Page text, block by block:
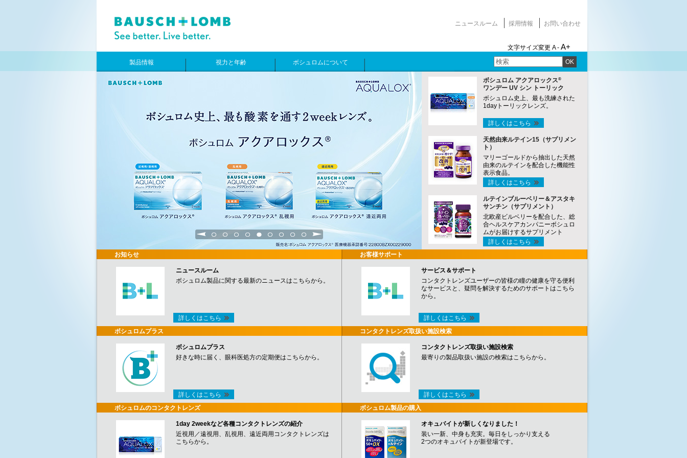
ニュースルーム 採用情報 お問い合わせ
文字サイズ変更 A - A+
OK
製品情報 視力と年齢 ボシュロムについて
1 2 3 4 5 6 7 8 9
ボシュロム アクアロックス®
ワンデー UV シン トーリック
ボシュロム史上、最も洗練された
1dayトーリックレンズ。
詳しくはこちら
天然由来ルテイン15（サプリメン
ト）
マリーゴールドから抽出した天然
由来のルテインを配合した機能性
表示食品。
詳しくはこちら
ルテインブルーベリー＆アスタキ
サンチン（サプリメント）
北欧産ビルベリーを配合した、総
合ヘルスケアカンパニーボシュロ
ムがお届けするサプリメント
詳しくはこちら
お知らせ
ニュースルーム
ボシュロム製品に関する最新のニュースはこちらから。
詳しくはこちら
ボシュロムプラス
ボシュロムプラス
好きな時に届く、眼科医処方の定期便はこちらから。
詳しくはこちら
ボシュロムのコンタクトレンズ
1day 2weekなど各種コンタクトレンズの紹介
近視用／遠視用、乱視用、遠近両用コンタクトレンズは
こちらから。
お客様サポート
サービス＆サポート
コンタクトレンズユーザーの皆様の瞳の健康を守る便利
なサービスと、疑問を解決するためのサポートはこちら
から。
詳しくはこちら
コンタクトレンズ取扱い施設検索
コンタクトレンズ取扱い施設検索
最寄りの製品取扱い施設の検索はこちらから。
詳しくはこちら
ボシュロム製品の購入
オキュバイトが新しくなりました！
装い一新、中身も充実。毎日をしっかり支える
2つのオキュバイトが新登場です。